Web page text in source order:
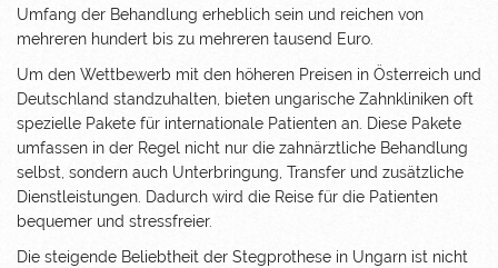
Umfang der Behandlung erheblich sein und reichen von
mehreren hundert bis zu mehreren tausend Euro.
Um den Wettbewerb mit den höheren Preisen in Österreich und
Deutschland standzuhalten, bieten ungarische Zahnkliniken oft
spezielle Pakete für internationale Patienten an. Diese Pakete
umfassen in der Regel nicht nur die zahnärztliche Behandlung
selbst, sondern auch Unterbringung, Transfer und zusätzliche
Dienstleistungen. Dadurch wird die Reise für die Patienten
bequemer und stressfreier.
Die steigende Beliebtheit der Stegprothese in Ungarn ist nicht